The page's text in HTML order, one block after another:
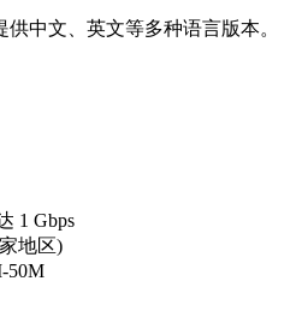
中文、英文等多种语言版本。
1 Gbps
地区)
50M